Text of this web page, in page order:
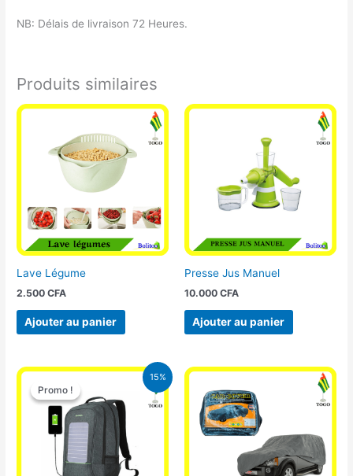
NB: Délais de livraison 72 Heures.
Produits similaires
Lave Légume
2.500CFA
Ajouter au panier
Presse Jus Manuel
10.000 CFA
Ajouter au panier
15%
Promo !
Promo !
Le
prix
initial
était :
29.500 CFA.
Le
prix
actuel